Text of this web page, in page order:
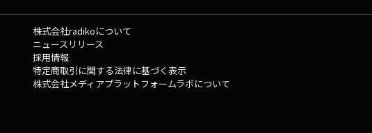
株式会社radikoについて
ニュースリリース
採用情報
特定商取引に関する法律に基づく表示
株式会社メディアプラットフォームラボについて